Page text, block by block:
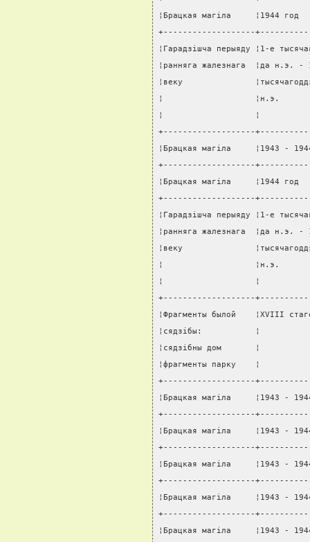
¦Брацкая магiла     ¦1944
+-------------------
¦Гарадзiшча перыяду ¦1-е
¦ранняга жалезнага  ¦да
¦веку
¦                   ¦н.э.
¦                   ¦
+-------------------
¦Брацкая магiла     ¦1943 -
+-------------------
¦Брацкая магiла     ¦1944
+-------------------
¦Гарадзiшча перыяду ¦1-е
¦ранняга жалезнага  ¦да
¦веку
¦                   ¦н.э.
¦                   ¦
+-------------------
¦Фрагменты былой    ¦XVIII
¦сядзiбы:           ¦
¦сядзiбны дом       ¦
¦фрагменты парку    ¦
+-------------------
¦Брацкая магiла     ¦1943 -
+-------------------
¦Брацкая магiла     ¦1943 -
+-------------------
¦Брацкая магiла     ¦1943 -
+-------------------
¦Брацкая магiла     ¦1943 -
+-------------------
¦Брацкая магiла     ¦1943 -